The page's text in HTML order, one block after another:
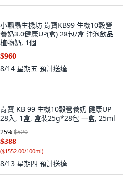
小瓢蟲生機坊 肯寶KB99 生機10穀營
養奶3.0健康UP(盒) 28包/盒 沖泡飲品
植物奶, 1個
$960
8/14 星期五 預計送達
肯寶 KB 99 生機10穀營養奶 健康UP
28入, 1盒, 盒裝25g*28包 一盒, 25ml
25%$520
$388
($1552.00/100ml)
8/13 星期四 預計送達